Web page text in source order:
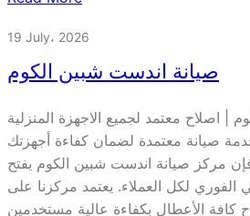
19 July، 2026
صيانة اندست شبين الكوم
| اصلاح معتمد لجميع الاجهزة المنزلية
صيانة معتمدة لضمان كفاءة أجهزتك
فإن مركز صيانة اندست شبين الكوم يفتح
الفوري لكل العملاء. يعتمد مركزنا على
الأعطال بكفاءة عالية مستخدمين